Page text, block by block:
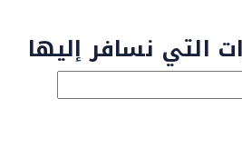
التي نسافر إليها